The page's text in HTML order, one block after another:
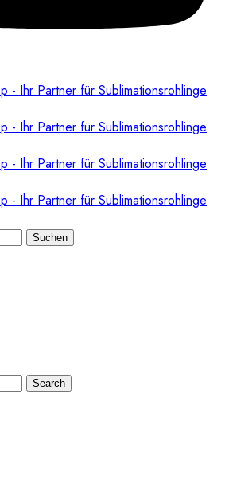
Suchen
Search